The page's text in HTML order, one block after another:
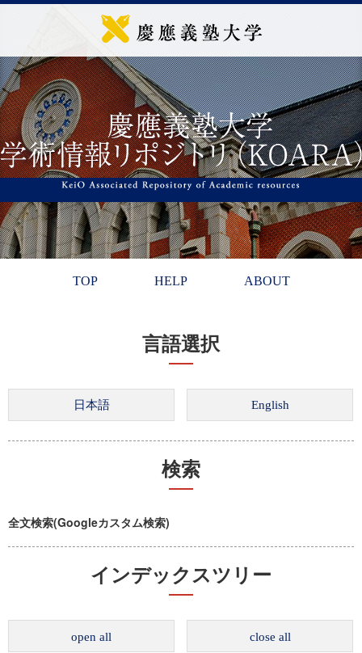
TOP HELP ABOUT
言語選択
検索
全文検索(Googleカスタム検索)
インデックスツリー
open all close all